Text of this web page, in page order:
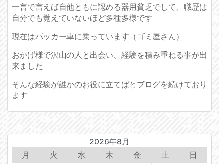
一言で言えば自他ともに認める器用貧乏でして、職歴は
自分でも覚えていないほど多種多様です
現在はパッカー車に乗っています（ゴミ屋さん）
おかげ様で沢山の人と出会い、経験を積み重ねる事が出
来ました
そんな経験が誰かのお役に立てばとブログを続けており
ます
2026年8月
月
火 水 木 金 土
日